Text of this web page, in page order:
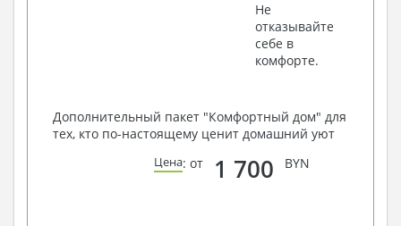
Не
отказывайте
себе в
комфорте.
Дополнительный пакет "Комфортный дом" для
тех, кто по-настоящему ценит домашний уют
Цена: от 1 700 BYN